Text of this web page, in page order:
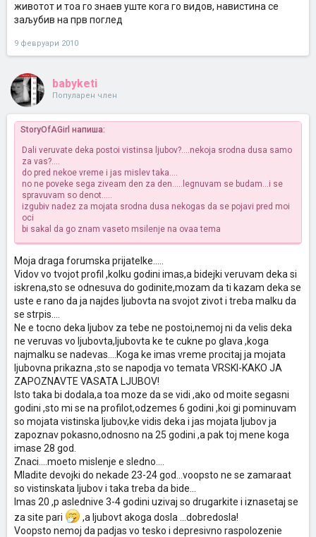
животот и тоа го знаев уште кога го видов, навистина се
заљубив на прв поглед
9 февруари 2010
babyketi
Популарен член
StoryOfAGirl напиша:
Dali veruvate deka postoi vistinsa ljubov?....nekoja srodna dusa samo
za vas?....
do pred nekoe vreme i jas mislev taka....
no ne poveke sega ziveam den za den.....legnuvam se budam...i se
spravuvam so denot.....
izgubiv nadez za mojata srodna dusa nekogas da se pojavi pred moi
oci
bi sakal da go znam vaseto msilenje na ovaa tema
Moja draga forumska prijatelke.....
Vidov vo tvojot profil ,kolku godini imas,a bidejki veruvam deka si
iskrena,sto se odnesuva do godinite,mozam da ti kazam deka se
uste e rano da ja najdes ljubovta na svojot zivot i treba malku da
se strpis....
Ne e tocno deka ljubov za tebe ne postoi,nemoj ni da velis deka
ne veruvas vo ljubovta,ljubovta ke te cukne po glava ,koga
najmalku se nadevas....Koga ke imas vreme procitaj ja mojata
ljubovna prikazna ,sto se napodja vo temata VRSKI-KAKO JA
ZAPOZNAVTE VASATA LJUBOV!
Isto taka bi dodala,a toa moze da se vidi ,ako od moite segasni
godini ,sto mi se na profilot,odzemes 6 godini ,koi gi pominuvam
so mojata vistinska ljubov,ke vidis deka i jas mojata ljubov ja
zapoznav pokasno,odnosno na 25 godini ,a pak toj mene koga
imase 28 god.
Znaci....moeto mislenje e sledno....
Mladite devojki do nekade 23-24 god...voopsto ne se zamaraat
so vistinskata ljubov i taka treba da bide...
Imas 20 ,p aslednive 3-4 godini uzivaj so drugarkite i iznasetaj se
za site pari
,a ljubovt akoga dosla ...dobredosla!
Voopsto nemoj da padjas vo tesko i depresivno raspolozenie